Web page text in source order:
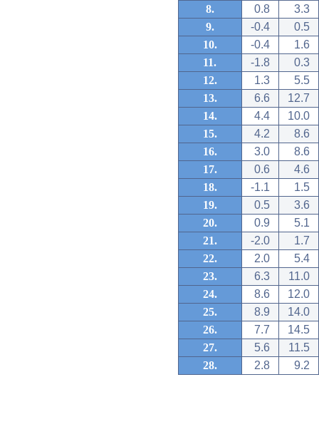
8.
0.8
3.3
9.
-0.4
0.5
10.
-0.4
1.6
11.
-1.8
0.3
12.
1.3
5.5
13.
6.6
12.7
14.
4.4
10.0
15.
4.2
8.6
16.
3.0
8.6
17.
0.6
4.6
18.
-1.1
1.5
19.
0.5
3.6
20.
0.9
5.1
21.
-2.0
1.7
22.
2.0
5.4
23.
6.3
11.0
24.
8.6
12.0
25.
8.9
14.0
26.
7.7
14.5
27.
5.6
11.5
28.
2.8 9.2